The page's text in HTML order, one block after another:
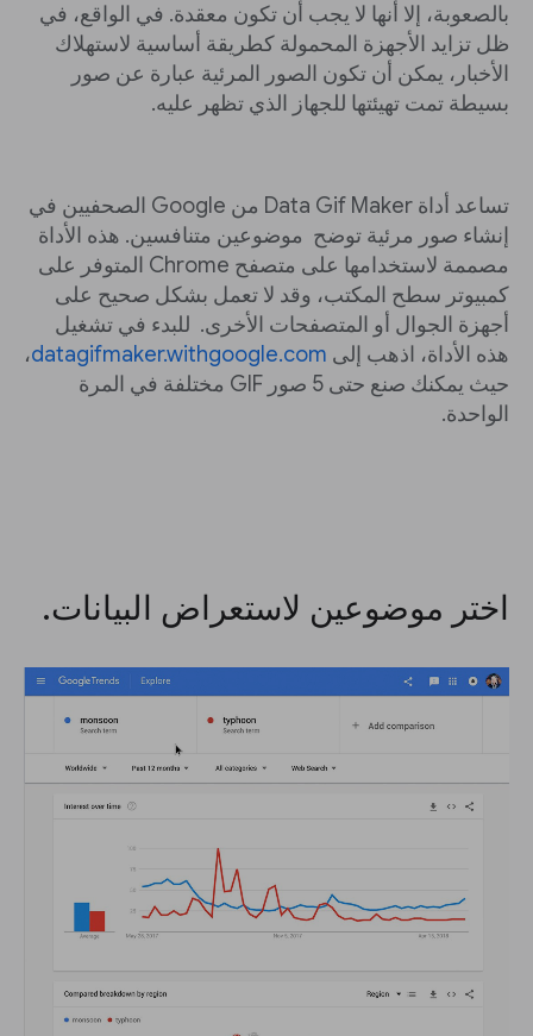
بالصعوبة، إلا أنها لا يجب أن تكون معقدة. في الواقع، في
ظل تزايد الأجهزة المحمولة كطريقة أساسية لاستهلاك
الأخبار، يمكن أن تكون الصور المرئية عبارة عن صور
بسيطة تمت تهيئتها للجهاز الذي تظهر عليه.
تساعد أداة Data Gif Maker من Google الصحفيين في
إنشاء صور مرئية توضح موضوعين متنافسين. هذه الأداة
مصممة لاستخدامها على متصفح Chrome المتوفر على
كمبيوتر سطح المكتب، وقد لا تعمل بشكل صحيح على
أجهزة الجوال أو المتصفحات الأخرى. للبدء في تشغيل
هذه الأداة، اذهب إلى datagifmaker.withgoogle.com،
حيث يمكنك صنع حتى 5 صور GIF مختلفة في المرة
الواحدة.
اختر موضوعين لاستعراض البيانات.